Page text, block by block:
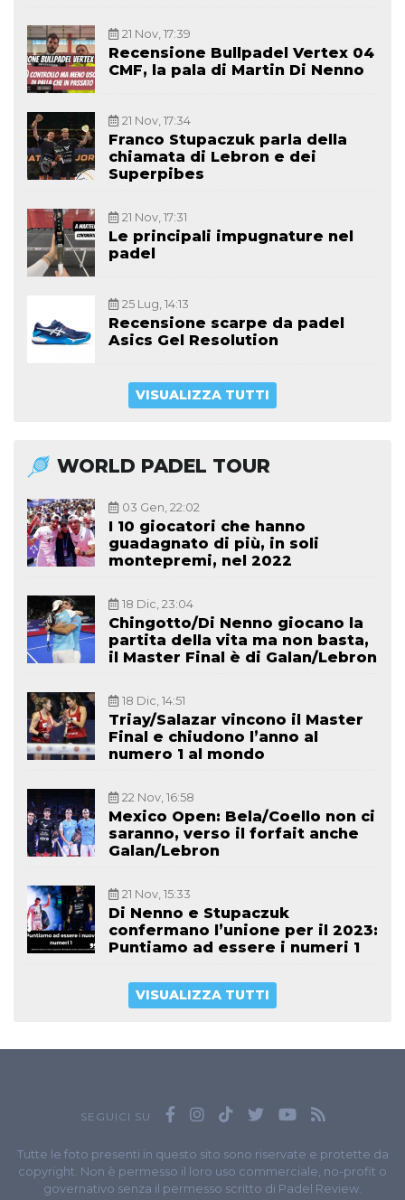
21 Nov, 17:39
Recensione Bullpadel Vertex 04
CMF, la pala di Martin Di Nenno
21 Nov, 17:34
Franco Stupaczuk parla della
chiamata di Lebron e dei
Superpibes
21 Nov, 17:31
Le principali impugnature nel
padel
25 Lug, 14:13
Recensione scarpe da padel
Asics Gel Resolution
VISUALIZZA TUTTI
WORLD PADEL TOUR
03 Gen, 22:02
I 10 giocatori che hanno
guadagnato di più, in soli
montepremi, nel 2022
18 Dic, 23:04
Chingotto/Di Nenno giocano la
partita della vita ma non basta,
il Master Final è di Galan/Lebron
18 Dic, 14:51
Triay/Salazar vincono il Master
Final e chiudono l’anno al
numero 1 al mondo
22 Nov, 16:58
Mexico Open: Bela/Coello non ci
saranno, verso il forfait anche
Galan/Lebron
21 Nov, 15:33
Di Nenno e Stupaczuk
confermano l’unione per il 2023:
Puntiamo ad essere i numeri 1
VISUALIZZA TUTTI
SEGUICI SU
Tutte le foto presenti in questo sito sono riservate e protette da
copyright. Non è permesso il loro uso commerciale, no-profit o
governativo senza il permesso scritto di Padel Review.